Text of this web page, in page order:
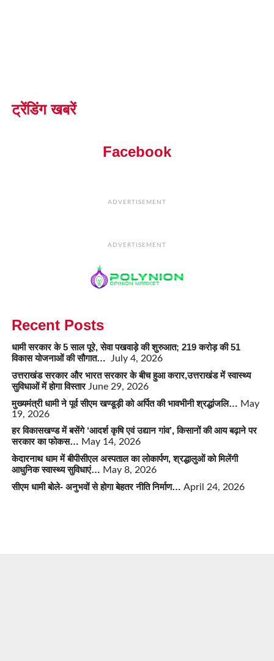
ट्रेंडिंग खबरें
Facebook
ADVERTISEMENT
ADVERTISEMENT
Recent Posts
धामी सरकार के 5 साल पूरे, सेवा पखवाड़े की शुरुआत; 219 करोड़ की 51
विकास योजनाओं की सौगात…
July 4, 2026
उत्तराखंड सरकार और भारत सरकार के बीच हुआ करार,उत्तराखंड में स्वास्थ्य
सुविधाओं में होगा विस्तार June 29, 2026
मुख्यमंत्री धामी ने पूर्व सीएम खण्डूड़ी को अर्पित की भावभीनी श्रद्धांजलि… May
19, 2026
हर विकासखण्ड में बसेंगे ‘आदर्श कृषि एवं उद्यान गांव’, किसानों की आय बढ़ाने पर
सरकार का फोकस… May 14, 2026
केदारनाथ धाम में बीपीसीएल अस्पताल का लोकार्पण, श्रद्धालुओं को मिलेंगी
आधुनिक स्वास्थ्य सुविधाएं… May 8, 2026
सीएम धामी बोले- अनुभवों से होगा बेहतर नीति निर्माण… April 24, 2026